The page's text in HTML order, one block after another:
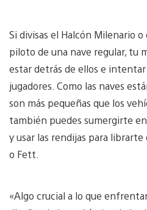
Si divisas el Halcón Milenario
piloto de una nave regular, tu
estar detrás de ellos e
jugadores. Como las naves
son más pequeñas que los
también puedes sumergirte
y usar las rendijas para
o Fett.
«Algo crucial a lo que